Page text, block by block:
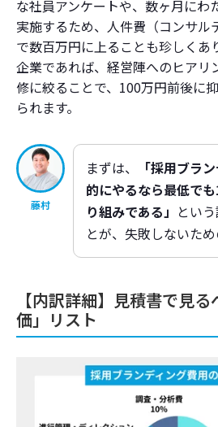
まとめ
な社員アンケートや、数ヶ月にわ
実施するため、人件費（コンサル
で数百万円に上ることも珍しくあ
企業であれば、経営陣へのヒアリ
修に絞ることで、100万円前後に
られます。
藤村
まずは、
「採用ブラ
的にやるなら最低で
り組みである」 とい
とが、失敗しないた
【内訳詳細】見積書で見
価」リスト